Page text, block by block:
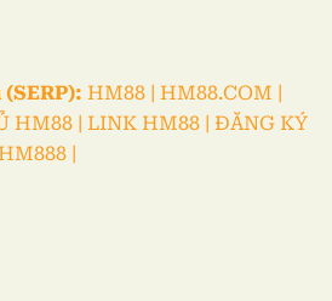
HM88 | HM88.COM |
HM88 | LINK HM88 | ĐĂNG KÝ
|